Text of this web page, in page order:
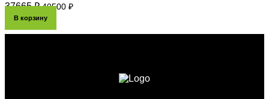
37665 ₽ 40500 ₽
В корзину